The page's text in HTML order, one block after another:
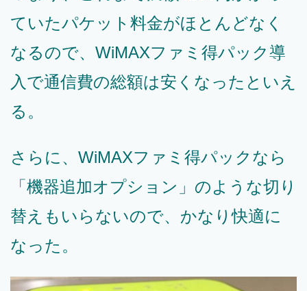
ていたパケット料金がほとんどなく
なるので、WiMAXファミ得パック導
入で通信費の総額は安くなったといえ
る。
さらに、WiMAXファミ得パックなら
「機器追加オプション」のような切り
替えもいらないので、かなり快適に
なった。